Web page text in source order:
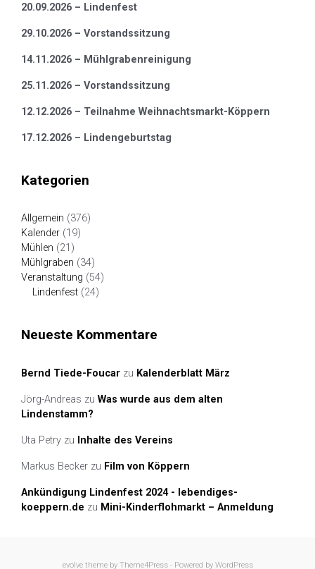
20.09.2026 – Lindenfest
29.10.2026 – Vorstandssitzung
14.11.2026 – Mühlgrabenreinigung
25.11.2026 – Vorstandssitzung
12.12.2026 – Teilnahme Weihnachtsmarkt-Köppern
17.12.2026 – Lindengeburtstag
Kategorien
Allgemein (376)
Kalender (19)
Mühlen (21)
Mühlgraben (34)
Veranstaltung (54)
Lindenfest (24)
Neueste Kommentare
Bernd Tiede-Foucar zu Kalenderblatt März
Jörg-Andreas zu Was wurde aus dem alten
Lindenstamm?
Uta Petry zu Inhalte des Vereins
Markus Becker zu Film von Köppern
Ankündigung Lindenfest 2024 - lebendiges-
koeppern.de zu Mini-Kinderflohmarkt – Anmeldung
evolvetheme by Theme4Press - Powered by WordPress